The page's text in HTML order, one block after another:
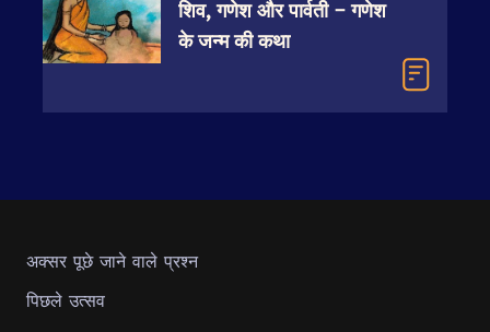
शिव, गणेश और पार्वती – गणेश
के जन्म की कथा
अक्सर पूछे जाने वाले प्रश्न
पिछले उत्सव